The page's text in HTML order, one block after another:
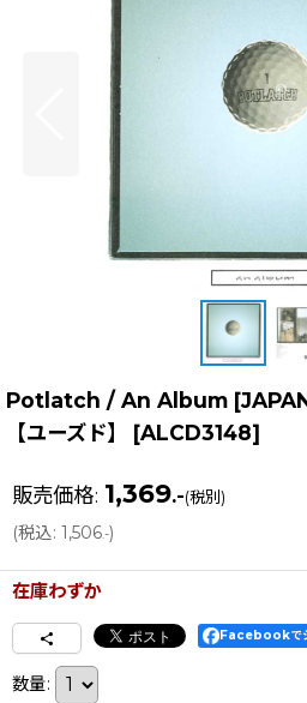
Potlatch / An Album
【ユーズド】
[ALCD3148]
販売価格: 1,369.-(税別)
(税込: 1,506.-)
在庫わずか
Facebookで
数量: